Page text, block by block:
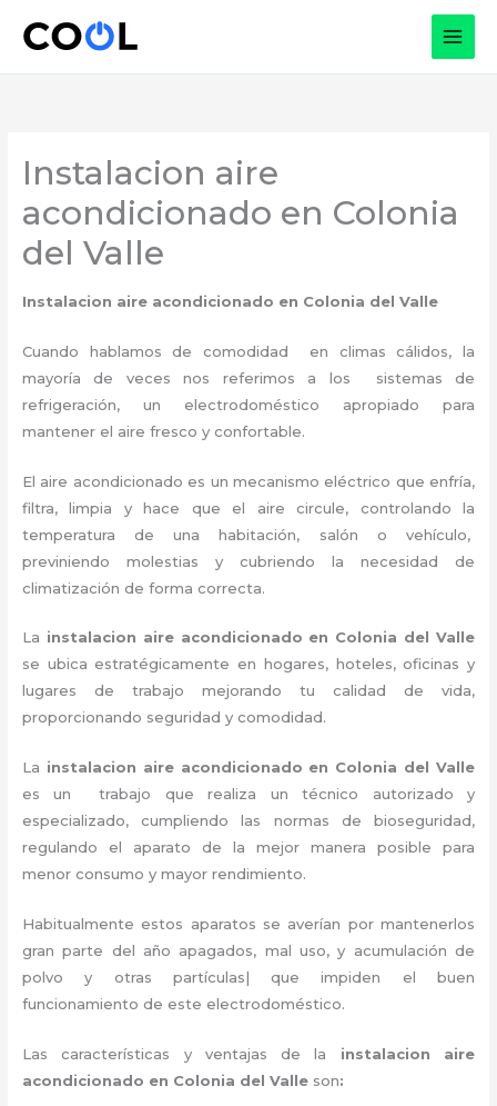
Instalacion aire
acondicionado en Colonia
del Valle
Instalacion aire acondicionado en Colonia del Valle
Cuando hablamos de comodidad en climas cálidos, la
mayoría de veces nos referimos a los sistemas de
refrigeración, un electrodoméstico apropiado para
mantener el aire fresco y confortable.
El aire acondicionado es un mecanismo eléctrico que enfría,
filtra, limpia y hace que el aire circule, controlando la
temperatura de una habitación, salón o vehículo,
previniendo molestias y cubriendo la necesidad de
climatización de forma correcta.
La instalacion aire acondicionado en Colonia del Valle
se ubica estratégicamente en hogares, hoteles, oficinas y
lugares de trabajo
mejorando tu calidad de vida,
proporcionando seguridad y comodidad.
La instalacion aire acondicionado en Colonia del Valle
es un
trabajo que realiza un técnico autorizado y
especializado, cumpliendo las normas de bioseguridad,
regulando el aparato de la mejor manera posible para
menor consumo y mayor rendimiento.
Habitualmente estos aparatos se averían por mantenerlos
gran parte del año apagados, mal uso, y acumulación de
polvo y otras partículas| que impiden el buen
funcionamiento de este electrodoméstico.
Las características y ventajas de la instalacion aire
acondicionado en Colonia del Valle son: